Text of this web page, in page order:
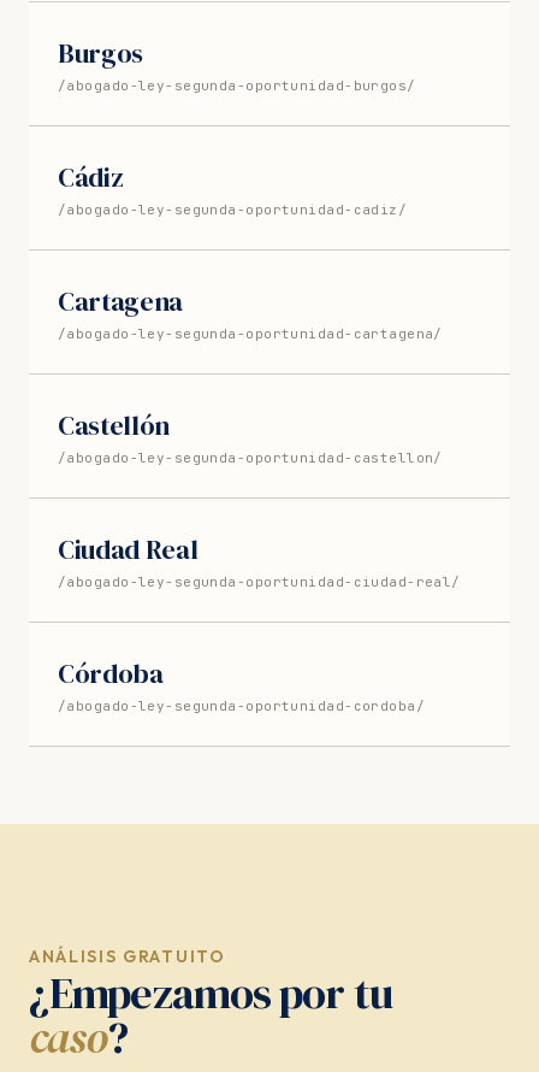
Burgos
/abogado-ley-segunda-oportunidad-burgos/
Cádiz
/abogado-ley-segunda-oportunidad-cadiz/
Cartagena
/abogado-ley-segunda-oportunidad-cartagena/
Castellón
/abogado-ley-segunda-oportunidad-castellon/
Ciudad Real
/abogado-ley-segunda-oportunidad-ciudad-real/
Córdoba
/abogado-ley-segunda-oportunidad-cordoba/
ANÁLISIS GRATUITO
¿Empezamos por tu
caso?